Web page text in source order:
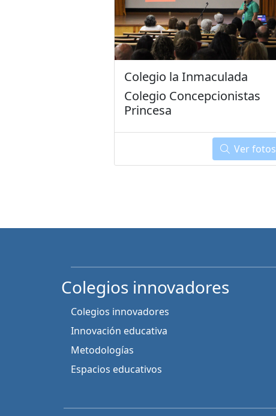
Colegio la Inmaculada
Colegio Concepcionistas
Princesa
Ver fotos
Colegios innovadores
Colegios innovadores
Innovación educativa
Metodologías
Espacios educativos